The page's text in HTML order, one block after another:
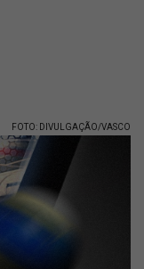
FOTO: DIVULGAÇÃO/VASCO